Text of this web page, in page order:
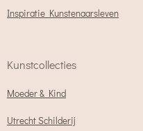
Inspiratie Kunstenaarsleven
Kunstcollecties
Moeder & Kind
Utrecht Schilderij